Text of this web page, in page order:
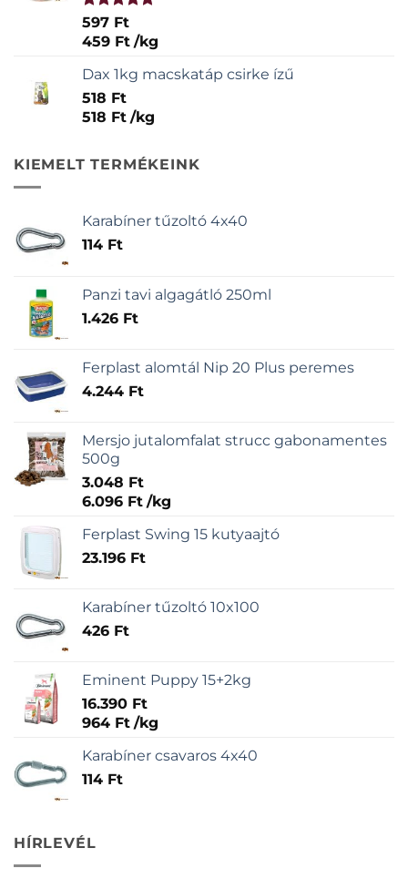
Értékelés:
5.00/ 5
597 Ft
459 Ft /kg
Dax 1kg macskatáp csirke ízű
518 Ft
518 Ft /kg
KIEMELT TERMÉKEINK
Karabíner tűzoltó 4x40
114 Ft
Panzi tavi algagátló 250ml
1.426 Ft
Ferplast alomtál Nip 20 Plus peremes
4.244 Ft
Mersjo jutalomfalat strucc gabonamentes
500g
3.048 Ft
6.096 Ft /kg
Ferplast Swing 15 kutyaajtó
23.196 Ft
Karabíner tűzoltó 10x100
426 Ft
Eminent Puppy 15+2kg
16.390 Ft
964 Ft /kg
Karabíner csavaros 4x40
114 Ft
HÍRLEVÉL